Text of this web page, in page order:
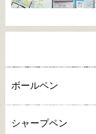
ボールペン
シャープペン